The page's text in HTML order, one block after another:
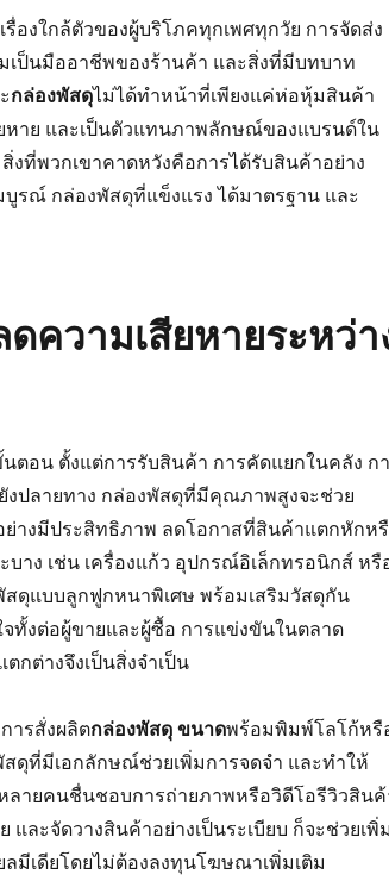
องใกล้ตัวของผู้บริโภคทุกเพศทุกวัย การจัดส่ง
ป็นมืออาชีพของร้านค้า และสิ่งที่มีบทบาท
กล่องพัสดุไม่ได้ทำหน้าที่เพียงแค่ห่อหุ้มสินค้า
หาย และเป็นตัวแทนภาพลักษณ์ของแบรนด์ใน
ที่พวกเขาคาดหวังคือการได้รับสินค้าอย่าง
รณ์ กล่องพัสดุที่แข็งแรง ได้มาตรฐาน และ
ความเสียหายระหว่า
ตอน ตั้งแต่การรับสินค้า การคัดแยกในคลัง ก
งปลายทาง กล่องพัสดุที่มีคุณภาพสูงจะช่วย
ย่างมีประสิทธิภาพ ลดโอกาสที่สินค้าแตกหักห
าง เช่น เครื่องแก้ว อุปกรณ์อิเล็กทรอนิกส์ หรื
ดุแบบลูกฟูกหนาพิเศษ พร้อมเสริมวัสดุกัน
ทั้งต่อผู้ขายและผู้ซื้อ การแข่งขันในตลาด
กต่างจึงเป็นสิ่งจำเป็น
ารสั่งผลิตกล่องพัสดุ ขนาดพร้อมพิมพ์โลโก้หรื
ดุที่มีเอกลักษณ์ช่วยเพิ่มการจดจำ และทำให้
ายคนชื่นชอบการถ่ายภาพหรือวิดีโอรีวิวสิน
ละจัดวางสินค้าอย่างเป็นระเบียบ ก็จะช่วยเพิ่
มีเดียโดยไม่ต้องลงทุนโฆษณาเพิ่มเติม